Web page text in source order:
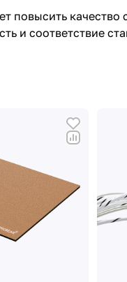
повысить
и соответствие